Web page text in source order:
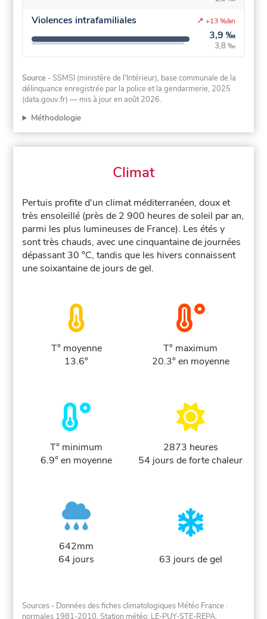
Violences intrafamiliales
3,9 ‰
3,8 ‰
↗ +13 %/an
Source - SSMSI (ministère de l'Intérieur), base communale de la
délinquance enregistrée par la police et la gendarmerie, 2025
(data.gouv.fr) — mis à jour en août 2026.
Méthodologie
Climat
Pertuis profite d'un climat méditerranéen, doux et
très ensoleillé (près de 2 900 heures de soleil par an,
parmi les plus lumineuses de France). Les étés y
sont très chauds, avec une cinquantaine de journées
dépassant 30 °C, tandis que les hivers connaissent
une soixantaine de jours de gel.
T° moyenne
13.6°
T° maximum
20.3° en moyenne
T° minimum
6.9° en moyenne
2873 heures
54 jours de forte chaleur
642mm
64 jours
63 jours de gel
Sources - Données des fiches climatologiques Météo France ·
normales 1981-2010. Station météo: LE-PUY-STE-REPA.